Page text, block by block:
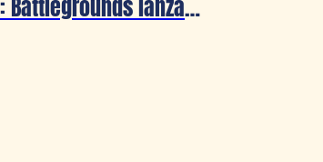
PUBG: Battlegrounds lanza su mapa inspirado en Corea del Sur